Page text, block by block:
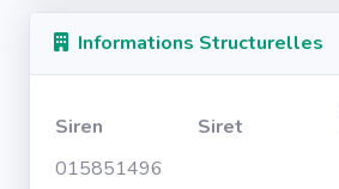
Informations Structurelles
Siren Siret
015851496